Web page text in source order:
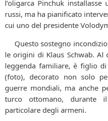
l’oligarca Pinchuk
russi, ma ha pianificato
cui uno del presidente
Questo sostegno
le origini di Klaus Schwab.
leggenda familiare, è figlio
(foto), decorato non solo
guerre mondiali, ma anche
turco ottomano, durante
particolare degli armeni.